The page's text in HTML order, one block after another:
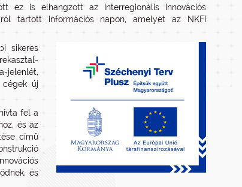
ez is elhangzott az Interregionális Innovációs
tartott információs napon, amelyet az NKFI
sikeres
jelenlét,
új
fel a
és az
című
és